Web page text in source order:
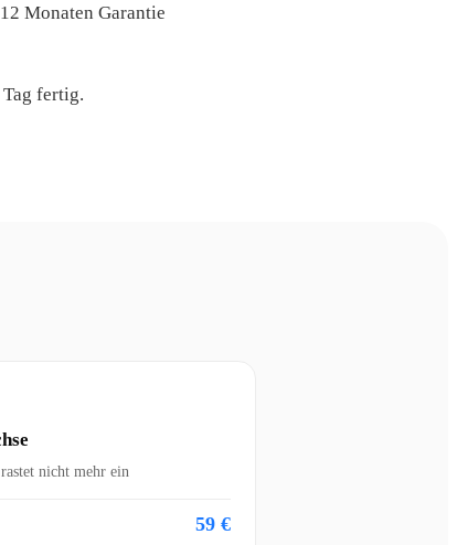
Monaten Garantie
fertig.
nicht mehr ein
59 €